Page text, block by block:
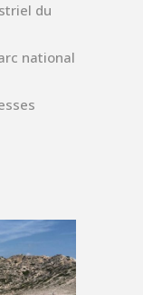
du
national